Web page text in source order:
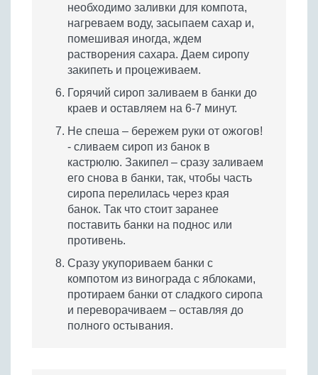
необходимо заливки для компота,
нагреваем воду, засыпаем сахар и,
помешивая иногда, ждем
растворения сахара. Даем сиропу
закипеть и процеживаем.
Горячий сироп заливаем в банки до
краев и оставляем на 6-7 минут.
Не спеша – бережем руки от ожогов!
- сливаем сироп из банок в
кастрюлю. Закипел – сразу заливаем
его снова в банки, так, чтобы часть
сиропа перелилась через края
банок. Так что стоит заранее
поставить банки на поднос или
противень.
Сразу укупориваем банки с
компотом из винограда с яблоками,
протираем банки от сладкого сиропа
и переворачиваем – оставляя до
полного остывания.